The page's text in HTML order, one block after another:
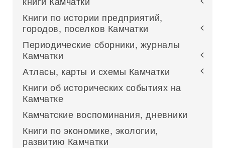
Книги по истории предприятий,
городов, поселков Камчатки
Периодические сборники, журналы
Камчатки
Атласы, карты и схемы Камчатки
Книги об исторических событиях на
Камчатке
Камчатские воспоминания, дневники
Книги по экономике, экологии,
развитию Камчатки